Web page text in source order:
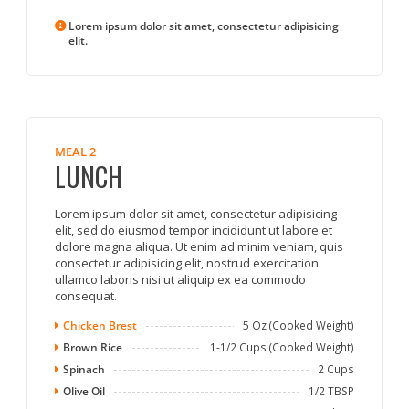
Lorem ipsum dolor sit amet, consectetur adipisicing
elit.
MEAL 2
LUNCH
Lorem ipsum dolor sit amet, consectetur adipisicing
elit, sed do eiusmod tempor incididunt ut labore et
dolore magna aliqua. Ut enim ad minim veniam, quis
consectetur adipisicing elit, nostrud exercitation
ullamco laboris nisi ut aliquip ex ea commodo
consequat.
Chicken Brest 5 Oz (Cooked Weight)
Brown Rice 1-1/2 Cups (Cooked Weight)
Spinach 2 Cups
Olive Oil 1/2 TBSP